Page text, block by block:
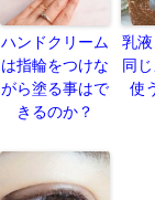
ハンドクリーム
は指輪をつけな
がら塗る事はで
きるのか？
乳
同
使